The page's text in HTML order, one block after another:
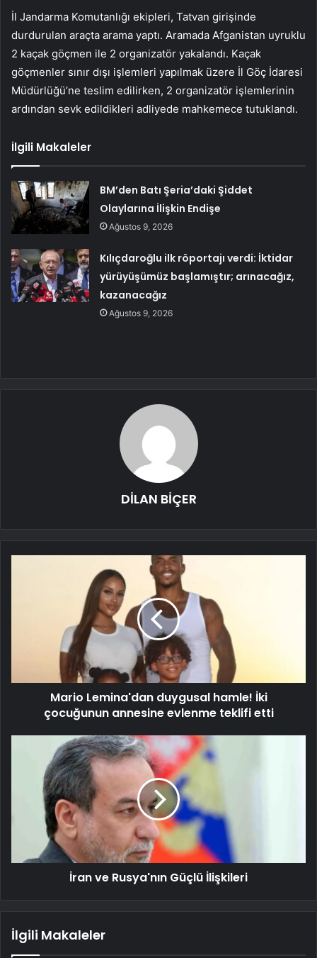
İl Jandarma Komutanlığı ekipleri, Tatvan girişinde
durdurulan araçta arama yaptı. Aramada Afganistan uyruklu
2 kaçak göçmen ile 2 organizatör yakalandı. Kaçak
göçmenler sınır dışı işlemleri yapılmak üzere İl Göç İdaresi
Müdürlüğü’ne teslim edilirken, 2 organizatör işlemlerinin
ardından sevk edildikleri adliyede mahkemece tutuklandı.
İlgili Makaleler
BM’den Batı Şeria’daki Şiddet
Olaylarına İlişkin Endişe
Ağustos 9, 2026
Kılıçdaroğlu ilk röportajı verdi: İktidar
yürüyüşümüz başlamıştır; arınacağız,
kazanacağız
Ağustos 9, 2026
DİLAN BİÇER
Mario Lemina'dan duygusal hamle! İki
çocuğunun annesine evlenme teklifi etti
İran ve Rusya'nın Güçlü İlişkileri
İlgili Makaleler